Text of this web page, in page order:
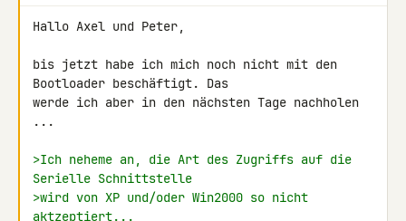
Hallo Axel und Peter,
bis jetzt habe ich mich noch nicht mit den
Bootloader beschäftigt. Das
werde ich aber in den nächsten Tage nachholen
...
>Ich neheme an, die Art des Zugriffs auf die
Serielle Schnittstelle
>wird von XP und/oder Win2000 so nicht
aktzeptiert...